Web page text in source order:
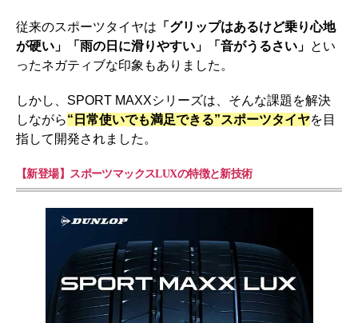
従来のスポーツタイヤは 「グリップはあるけど乗り心地
が硬い」「雨の日に滑りやすい」「音がうるさい」 とい
ったネガティブな印象もありました。
しかし、SPORT MAXXシリーズは、そんな課題を解決
しながら“日常使いでも満足できる”スポーツタイヤを目
指して開発されました。
【新登場】スポーツマックスLUXの特徴と新技術